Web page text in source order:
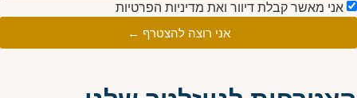
אני מאשר קבלת דיוור ואת מדיניות הפרטיות
אני רוצה להצטרף ←